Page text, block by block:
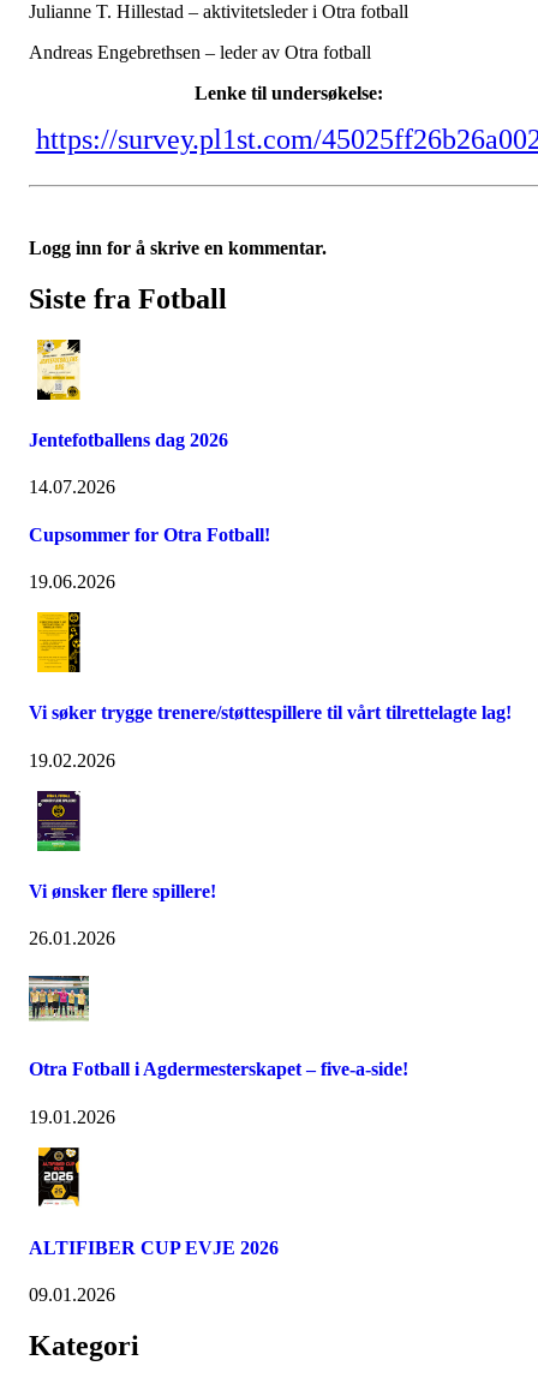
Julianne T. Hillestad – aktivitetsleder i Otra fotball
Andreas Engebrethsen – leder av Otra fotball
Lenke til undersøkelse:
https://survey.pl1st.com/
Logg inn for å skrive en kommentar.
Siste fra Fotball
Jentefotballens dag 2026
14.07.2026
Cupsommer for Otra Fotball!
19.06.2026
Vi søker trygge trenere/støttespillere til vårt tilrettelagte lag!
19.02.2026
Vi ønsker flere spillere!
26.01.2026
Otra Fotball i Agdermesterskapet – five-a-side!
19.01.2026
ALTIFIBER CUP EVJE 2026
09.01.2026
Kategori